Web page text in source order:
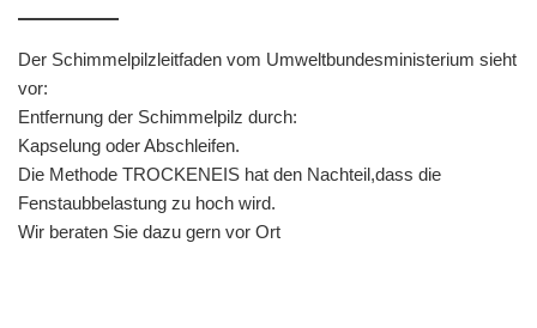
Der Schimmelpilzleitfaden vom Umweltbundesministerium sieht
vor:
Entfernung der Schimmelpilz durch:
Kapselung oder Abschleifen.
Die Methode TROCKENEIS hat den Nachteil,dass die
Fenstaubbelastung zu hoch wird.
Wir beraten Sie dazu gern vor Ort